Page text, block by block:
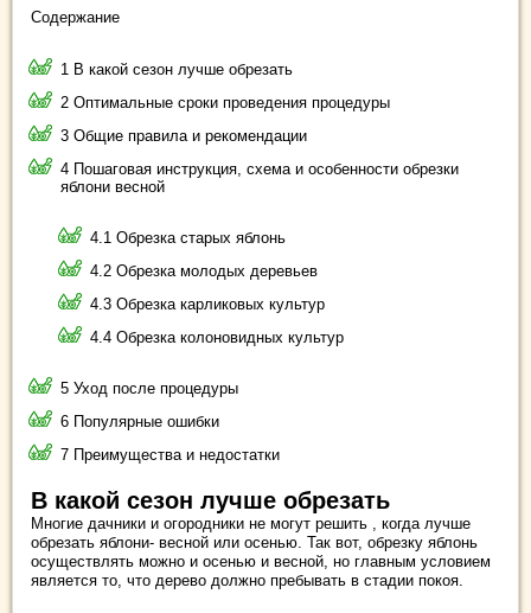
Содержание
1 В какой сезон лучше обрезать
2 Оптимальные сроки проведения процедуры
3 Общие правила и рекомендации
4 Пошаговая инструкция, схема и особенности обрезки
яблони весной
4.1 Обрезка старых яблонь
4.2 Обрезка молодых деревьев
4.3 Обрезка карликовых культур
4.4 Обрезка колоновидных культур
5 Уход после процедуры
6 Популярные ошибки
7 Преимущества и недостатки
В какой сезон лучше обрезать
Многие дачники и огородники не могут решить , когда лучше
обрезать яблони- весной или осенью. Так вот, обрезку яблонь
осуществлять можно и осенью и весной, но главным условием
является то, что дерево должно пребывать в стадии покоя.